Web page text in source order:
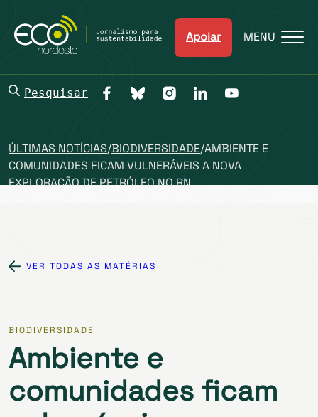
Apoiar MENU
Pesquisar
ÚLTIMAS NOTÍCIAS/BIODIVERSIDADE/AMBIENTE E
COMUNIDADES FICAM VULNERÁVEIS A NOVA
EXPLORAÇÃO DE PETRÓLEO NO RN
VER TODAS AS MATÉRIAS
BIODIVERSIDADE
Ambiente e
comunidades ficam